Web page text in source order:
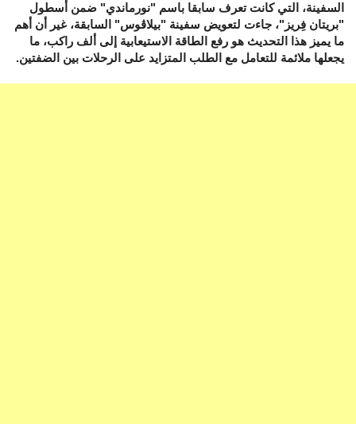
السفينة، التي كانت تعرف سابقا باسم "نورماندي" ضمن أسطول
"بريتان فِريز"، جاءت لتعويض سفينة "بيلاڨوس" السابقة، غير أن أهم
ما يميز هذا التحديث هو رفع الطاقة الاستيعابية إلى ألف راكب، ما
يجعلها ملائمة للتعامل مع الطلب المتزايد على الرحلات بين الضفتين.